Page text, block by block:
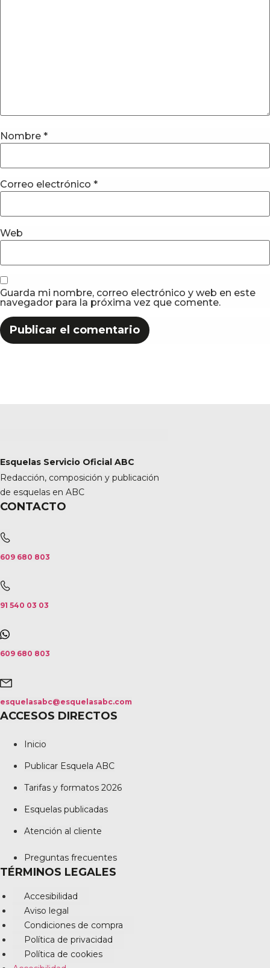
Nombre *
Correo electrónico *
Web
Guarda mi nombre, correo electrónico y web en este
navegador para la próxima vez que comente.
Esquelas Servicio Oficial ABC
Redacción, composición y publicación
de esquelas en ABC
CONTACTO
609 680 803
91 540 03 03
609 680 803
esquelasabc@esquelasabc.com
ACCESOS DIRECTOS
Inicio
Publicar Esquela ABC
Tarifas y formatos 2026
Esquelas publicadas
Atención al cliente
Preguntas frecuentes
TÉRMINOS LEGALES
Accesibilidad
Aviso legal
Condiciones de compra
Política de privacidad
Política de cookies